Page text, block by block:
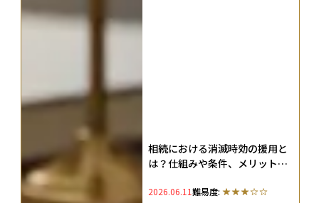
相続における消滅時効の援用と
は？仕組みや条件、メリット・
2026.06.11難易度: